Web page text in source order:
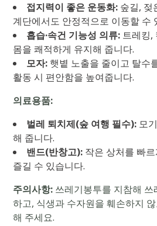
접지력이 좋은 운동화: 숲길, 젖
계단에서도 안정적으로 이동할 수
흡습·속건 기능성 의류: 트레킹,
몸을 쾌적하게 유지해 줍니다.
모자: 햇볕 노출을 줄이고 탈수
활동 시 편안함을 높여줍니다.
의료용품:
벌레 퇴치제(숲 여행 필수): 모
해 줍니다.
밴드(반창고): 작은 상처를 빠
즐길 수 있습니다.
주의사항: 쓰레기봉투를 지참해
하고, 식생과 수자원을 훼손하지
해 주세요.